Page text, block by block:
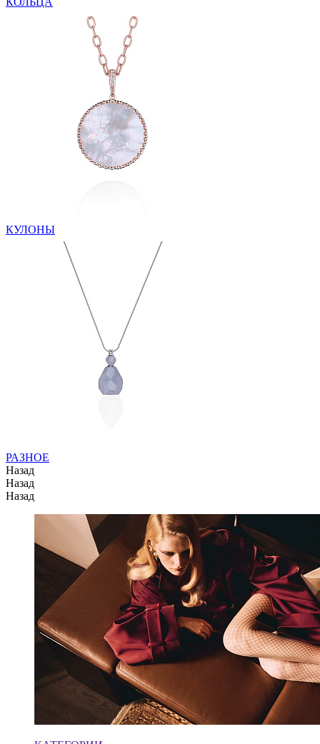
КУЛОНЫ
РАЗНОЕ
Назад
Назад
Назад